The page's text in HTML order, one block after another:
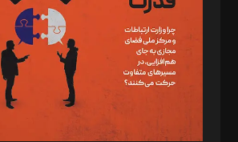
ویرایش: نگار استاد‌‌آقا
طراح یونیفرم: مجید توکلی
فیلمبرداری و عکاسی: امیر شفیعی، مانی لطفی زاده
گرافیک و صفحه‌آرایی: سید‌سبحان‌علی ثابت
مد‌یر توسعه تجاری: کامبیز برید‌
امور مالی: شاپور رهبری، محمد‌ کاظمی‌نیا